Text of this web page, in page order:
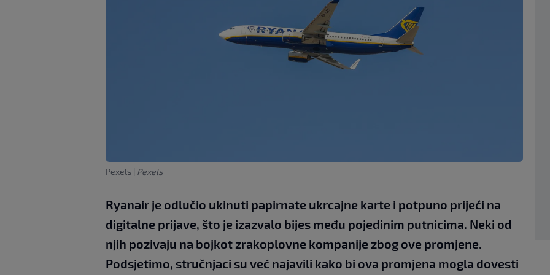
Pexels | Pexels
Ryanair je odlučio ukinuti papirnate ukrcajne karte i potpuno prijeći na
digitalne prijave, što je izazvalo bijes među pojedinim putnicima. Neki od
njih pozivaju na bojkot zrakoplovne kompanije zbog ove promjene.
Podsjetimo, stručnjaci su već najavili kako bi ova promjena mogla dovesti